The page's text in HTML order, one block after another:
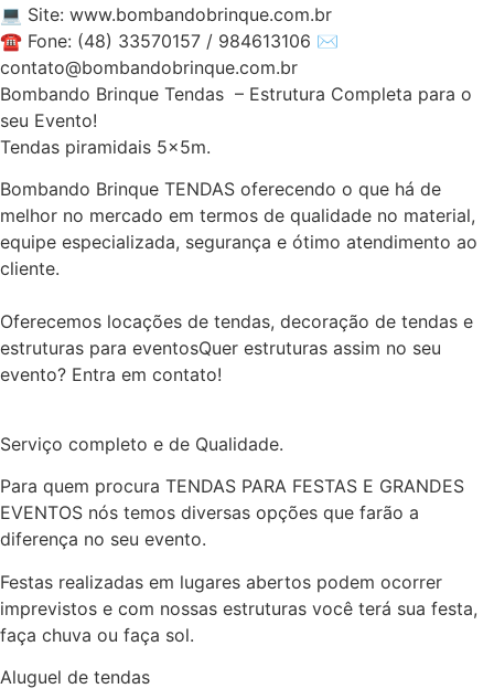
💻 Site: www.bombandobrinque.com.br
☎ Fone: (48) 33570157 / 984613106 ✉️
contato@bombandobrinque.com.br
Bombando Brinque Tendas – Estrutura Completa para o
seu Evento!
Tendas piramidais 5x5m.
Bombando Brinque TENDAS oferecendo o que há de
melhor no mercado em termos de qualidade no material,
equipe especializada, segurança e ótimo atendimento ao
cliente.
Oferecemos locações de tendas, decoração de tendas e
estruturas para eventosQuer estruturas assim no seu
evento? Entra em contato!⁣
Serviço completo e de Qualidade.
Para quem procura TENDAS PARA FESTAS E GRANDES
EVENTOS nós temos diversas opções que farão a
diferença no seu evento.
Festas realizadas em lugares abertos podem ocorrer
imprevistos e com nossas estruturas você terá sua festa,
faça chuva ou faça sol.
Aluguel de tendas